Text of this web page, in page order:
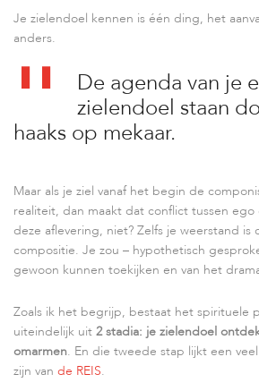
Je zielendoel kennen is één ding, het
anders.
De agenda van je
zielendoel staan
haaks op mekaar.
Maar als je ziel vanaf het begin de
realiteit, dan maakt dat conflict tussen ego
deze aflevering, niet? Zelfs je weerstand is
compositie. Je zou – hypothetisch
gewoon kunnen toekijken en van het
Zoals ik het begrijp, bestaat het spirituele
uiteindelijk uit 2 stadia: je zielendoel
omarmen. En die tweede stap lijkt een
zijn van de REIS.